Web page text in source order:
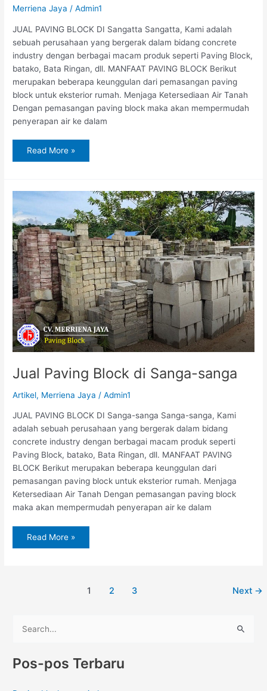
Merriena Jaya /Admin1
JUAL PAVING BLOCK DI Sangatta Sangatta, Kami adalah
sebuah perusahaan yang bergerak dalam bidang concrete
industry dengan berbagai macam produk seperti Paving Block,
batako, Bata Ringan, dll. MANFAAT PAVING BLOCK Berikut
merupakan beberapa keunggulan dari pemasangan paving
block untuk eksterior rumah. Menjaga Ketersediaan Air Tanah
Dengan pemasangan paving block maka akan mempermudah
penyerapan air ke dalam
Read More »
Jual Paving Block di Sanga-sanga
Artikel, Merriena Jaya /Admin1
JUAL PAVING BLOCK DI Sanga-sanga Sanga-sanga, Kami
adalah sebuah perusahaan yang bergerak dalam bidang
concrete industry dengan berbagai macam produk seperti
Paving Block, batako, Bata Ringan, dll. MANFAAT PAVING
BLOCK Berikut merupakan beberapa keunggulan dari
pemasangan paving block untuk eksterior rumah. Menjaga
Ketersediaan Air Tanah Dengan pemasangan paving block
maka akan mempermudah penyerapan air ke dalam
Jual
di
Sanga-
sanga
Read More »
1 2 3 Next →
r
Pos-pos Terbaru